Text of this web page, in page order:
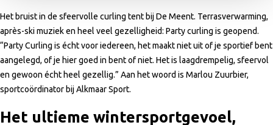
Het bruist in de sfeervolle curling tent bij De Meent. Terrasverwarming,
après-ski muziek en heel veel gezelligheid: Party curling is geopend.
“Party Curling is écht voor iedereen, het maakt niet uit of je sportief bent
aangelegd, of je hier goed in bent of niet. Het is laagdrempelig, sfeervol
en gewoon écht heel gezellig.” Aan het woord is Marlou Zuurbier,
sportcoördinator bij Alkmaar Sport.
Het ultieme wintersportgevoel,